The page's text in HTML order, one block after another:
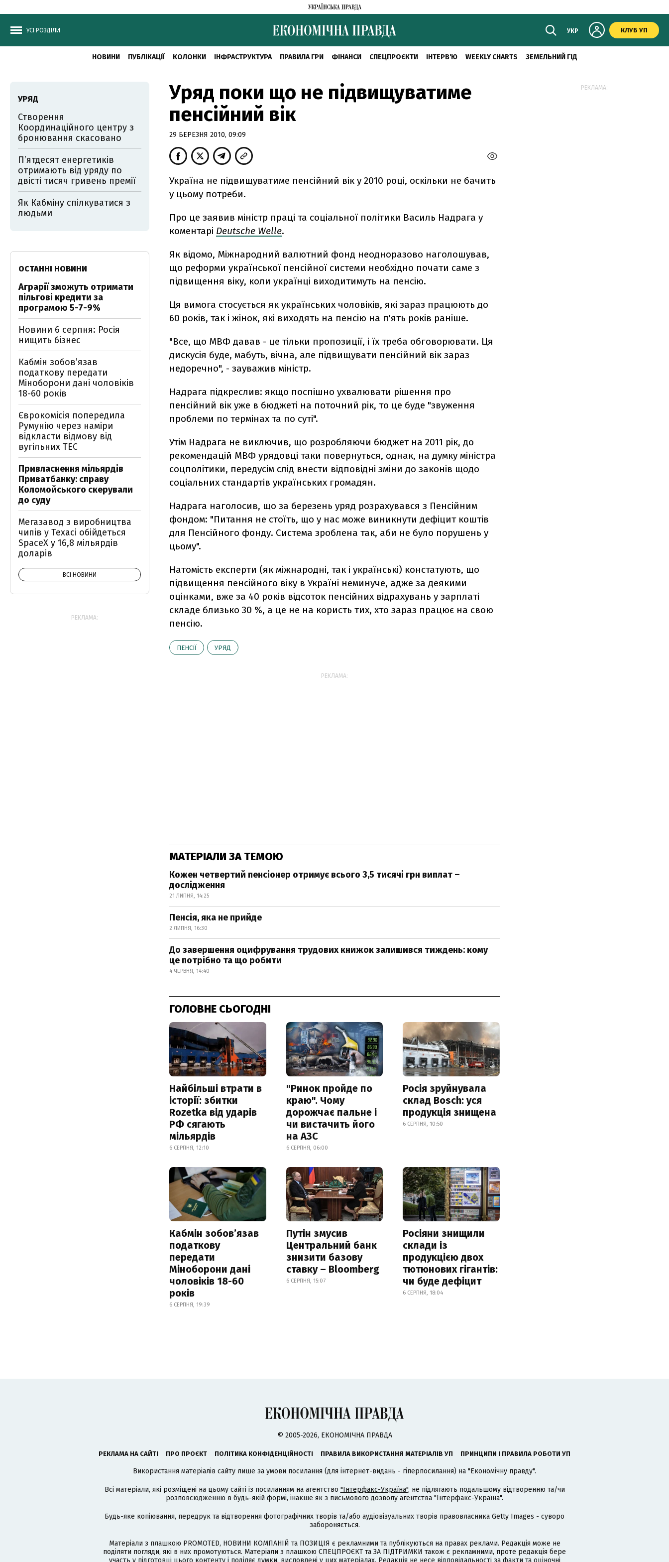
УСІ РОЗДІЛИ УКР КЛУБ УП
НОВИНИ ПУБЛІКАЦІЇ КОЛОНКИ ІНФРАСТРУКТУРА ПРАВИЛА ГРИ ФІНАНСИ СПЕЦПРОЄКТИ ІНТЕРВ'Ю WEEKLY CHARTS ЗЕМЕЛЬНИЙ ГІД
Уряд поки що не підвищуватиме
пенсійний вік
29 БЕРЕЗНЯ 2010, 09:09
Україна не підвищуватиме пенсійний вік у 2010 році, оскільки не бачить
у цьому потреби.
Про це заявив міністр праці та соціальної політики Василь Надрага у
коментарі Deutsche Welle.
Як відомо, Міжнародний валютний фонд неодноразово наголошував,
що реформи української пенсійної системи необхідно почати саме з
підвищення віку, коли українці виходитимуть на пенсію.
Ця вимога стосується як українських чоловіків, які зараз працюють до
60 років, так і жінок, які виходять на пенсію на п'ять років раніше.
"Все, що МВФ давав - це тільки пропозиції, і їх треба обговорювати. Ця
дискусія буде, мабуть, вічна, але підвищувати пенсійний вік зараз
недоречно", - зауважив міністр.
Надрага підкреслив: якщо поспішно ухвалювати рішення про
пенсійний вік уже в бюджеті на поточний рік, то це буде "звуження
проблеми по термінах та по суті".
Утім Надрага не виключив, що розробляючи бюджет на 2011 рік, до
рекомендацій МВФ урядовці таки повернуться, однак, на думку міністра
соцполітики, передусім слід внести відповідні зміни до законів щодо
соціальних стандартів українських громадян.
Надрага наголосив, що за березень уряд розрахувався з Пенсійним
фондом: "Питання не стоїть, що у нас може виникнути дефіцит коштів
для Пенсійного фонду. Система зроблена так, аби не було порушень у
цьому".
Натомість експерти (як міжнародні, так і українські) констатують, що
підвищення пенсійного віку в Україні неминуче, адже за деякими
оцінками, вже за 40 років відсоток пенсійних відрахувань у зарплаті
складе близько 30 %, а це не на користь тих, хто зараз працює на свою
пенсію.
ПЕНСІЇ УРЯД
РЕКЛАМА:
МАТЕРІАЛИ ЗА ТЕМОЮ
Кожен четвертий пенсіонер отримує всього 3,5 тисячі грн виплат –
дослідження
21 ЛИПНЯ, 14:25
Пенсія, яка не прийде
2 ЛИПНЯ, 16:30
До завершення оцифрування трудових книжок залишився тиждень: кому
це потрібно та що робити
4 ЧЕРВНЯ, 14:40
ГОЛОВНЕ СЬОГОДНІ
Найбільші втрати в
історії: збитки
Rozetka від ударів
РФ сягають
мільярдів
6 СЕРПНЯ, 12:10
"Ринок пройде по
краю". Чому
дорожчає пальне і
чи вистачить його
на АЗС
6 СЕРПНЯ, 06:00
Росія зруйнувала
склад Bosch: уся
продукція знищена
6 СЕРПНЯ, 10:50
Кабмін зобовʼязав
податкову
передати
Міноборони дані
чоловіків 18-60
років
6 СЕРПНЯ, 19:39
Путін змусив
Центральний банк
знизити базову
ставку – Bloomberg
6 СЕРПНЯ, 15:07
Росіяни знищили
склади із
продукцією двох
тютюнових гігантів:
чи буде дефіцит
6 СЕРПНЯ, 18:04
УРЯД
Створення
Координаційного центру з
бронювання скасовано
П’ятдесят енергетиків
отримають від уряду по
двісті тисяч гривень премії
Як Кабміну спілкуватися з
людьми
ОСТАННІ НОВИНИ
Аграрії зможуть отримати
пільгові кредити за
програмою 5-7-9%
Новини 6 серпня: Росія
нищить бізнес
Кабмін зобовʼязав
податкову передати
Міноборони дані чоловіків
18-60 років
Єврокомісія попередила
Румунію через наміри
відкласти відмову від
вугільних ТЕС
Привласнення мільярдів
Приватбанку: справу
Коломойського скерували
до суду
Мегазавод з виробництва
чипів у Техасі обійдеться
SpaceX у 16,8 мільярдів
доларів
ВСІ НОВИНИ
РЕКЛАМА:
РЕКЛАМА:
© 2005-2026, ЕКОНОМІЧНА ПРАВДА
РЕКЛАМА НА САЙТІ ПРО ПРОЄКТ ПОЛІТИКА КОНФІДЕНЦІЙНОСТІ ПРАВИЛА ВИКОРИСТАННЯ МАТЕРІАЛІВ УП ПРИНЦИПИ І ПРАВИЛА РОБОТИ УП
Використання матеріалів сайту лише за умови посилання (для інтернет-видань - гіперпосилання) на "Економічну правду".
Всі матеріали, які розміщені на цьому сайті із посиланням на агентство "Інтерфакс-Україна", не підлягають подальшому відтворенню та/чи
розповсюдженню в будь-якій формі, інакше як з письмового дозволу агентства "Інтерфакс-Україна".
Будь-яке копіювання, передрук та відтворення фотографічних творів та/або аудіовізуальних творів правовласника Getty Images - суворо
забороняється.
Матеріали з плашкою PROMOTED, НОВИНИ КОМПАНІЙ та ПОЗИЦІЯ є рекламними та публікуються на правах реклами. Редакція може не
поділяти погляди, які в них промотуються. Матеріали з плашкою СПЕЦПРОЄКТ та ЗА ПІДТРИМКИ також є рекламними, проте редакція бере
участь у підготовці цього контенту і поділяє думки, висловлені у цих матеріалах. Редакція не несе відповідальності за факти та оціночні